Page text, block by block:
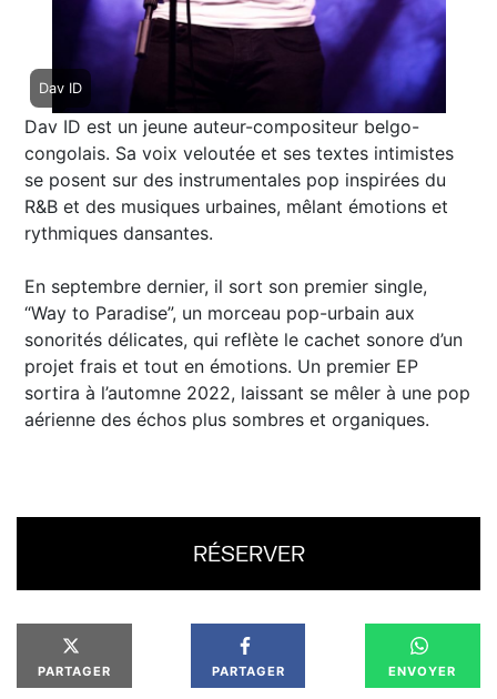
Dav ID
Dav ID est un jeune auteur-compositeur belgo-
congolais. Sa voix veloutée et ses textes intimistes
se posent sur des instrumentales pop inspirées du
R&B et des musiques urbaines, mêlant émotions et
rythmiques dansantes.
En septembre dernier, il sort son premier single,
“Way to Paradise”, un morceau pop-urbain aux
sonorités délicates, qui reflète le cachet sonore d’un
projet frais et tout en émotions. Un premier EP
sortira à l’automne 2022, laissant se mêler à une pop
aérienne des échos plus sombres et organiques.
RÉSERVER
PARTAGER PARTAGER ENVOYER